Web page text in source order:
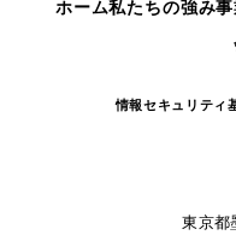
ホーム私たちの強み
情報セキュリティ
東京都